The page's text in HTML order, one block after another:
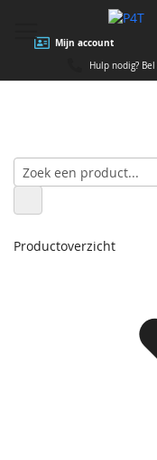
Mijn account
Hulp nodig? Bel
Productoverzicht